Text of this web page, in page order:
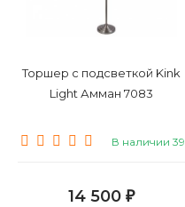
Торшер с подсветкой Kink
Light Амман 7083
В наличии 39
14 500 ₽